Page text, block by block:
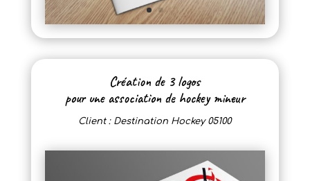
Création de 3 logos
pour une association de hockey mineur
Client : Destination Hockey 05100